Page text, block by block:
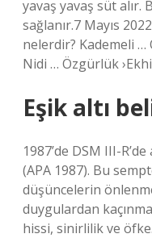
yavaş yavaş süt alır.
sağlanır.7 Mayıs
nelerdir? Kademeli …
Nidi … Özgürlük
Eşik altı
1987’de DSM III-
(APA 1987). Bu
düşüncelerin
duygulardan
hissi, sinirlilik ve